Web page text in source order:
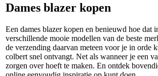
Dames blazer kopen
Een dames blazer kopen en benieuwd hoe dat
verschillende mooie modellen van de beste
de verzending daarvan meteen voor je in orde
colbert snel ontvangt. Net als wanneer je een
zorgen over hoeft te maken. En ontdek